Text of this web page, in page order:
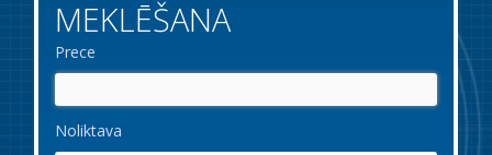
Noliktava
Kontakti
MEKLĒŠANA
Prece
Noliktava